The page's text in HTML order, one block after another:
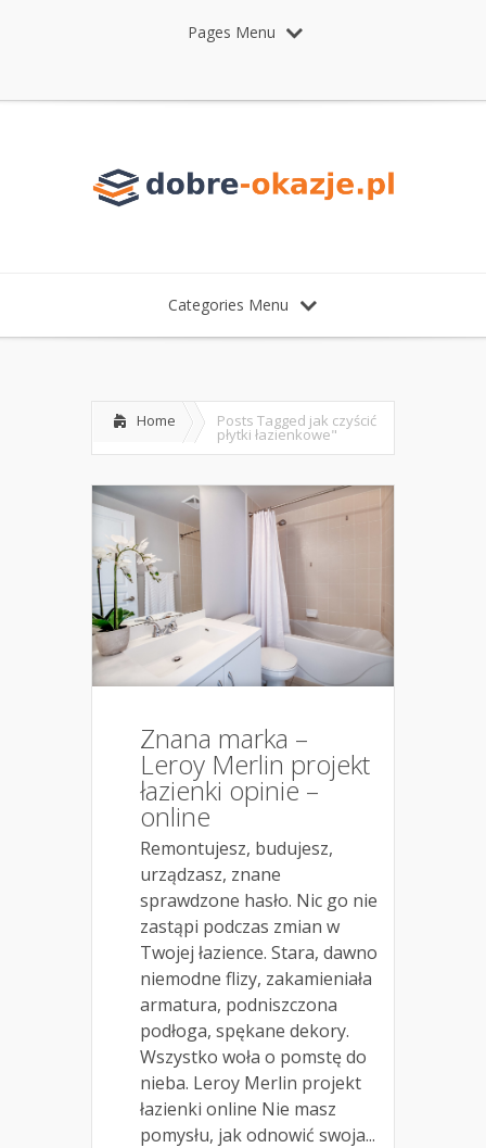
Pages Menu
Categories Menu
Home Posts Tagged jak czyścić
płytki łazienkowe"
Znana marka –
Leroy Merlin projekt
łazienki opinie –
online
Remontujesz, budujesz,
urządzasz, znane
sprawdzone hasło. Nic go nie
zastąpi podczas zmian w
Twojej łazience. Stara, dawno
niemodne flizy, zakamieniała
armatura, podniszczona
podłoga, spękane dekory.
Wszystko woła o pomstę do
nieba. Leroy Merlin projekt
łazienki online Nie masz
pomysłu, jak odnowić swoja...